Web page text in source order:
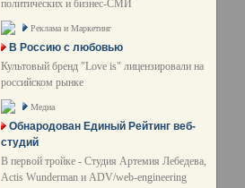
политических и бизнес-СМИ
Реклама и Маркетинг
В Россию с любовью
Культовый бренд "Love is" лицензировали на
российском рынке
Медиа
Обнародован Единый Рейтинг веб-
студий
В первой тройке - Студия Артемия Лебедева,
Actis Wunderman и ADV/web-engineering